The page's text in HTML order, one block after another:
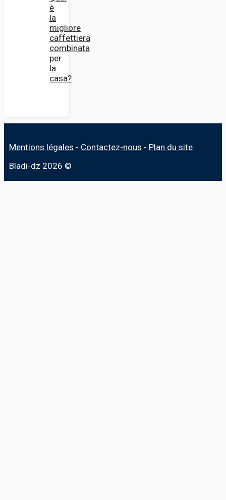
è
la
migliore
caffettiera
combinata
per
la
casa?
Mentions légales - Contactez-nous - Plan du site
Bladi-dz 2026 ©